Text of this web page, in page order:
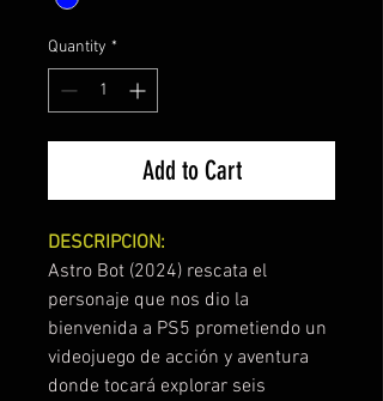
Quantity *
Add to Cart
DESCRIPCION:
Astro Bot (2024) rescata el
personaje que nos dio la
bienvenida a PS5 prometiendo un
videojuego de acción y aventura
donde tocará explorar seis